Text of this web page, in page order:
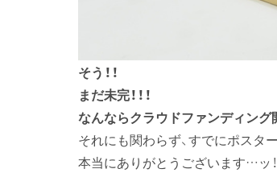
そう！！
まだ未完！！！
なんならクラウドファンディング
それにも関わらず、すでにポスタ
本当にありがとうございます…ッ！！